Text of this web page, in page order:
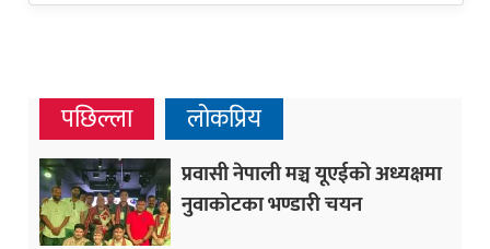
पछिल्ला लोकप्रिय
प्रवासी नेपाली मञ्च यूएईको अध्यक्षमा
नुवाकोटका भण्डारी चयन